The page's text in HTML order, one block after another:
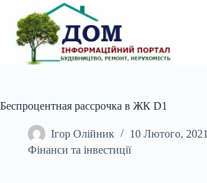
вмісту
Беспроцентная рассрочка в ЖК D1
Ігор Олійник
10 Лютого, 2021
Фінанси та інвестиції